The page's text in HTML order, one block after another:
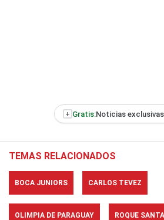
+ Gratis:Noticias
TEMAS RELACIONADOS
BOCA JUNIORS CARLOS TEVEZ
OLIMPIA DE PARAGUAY ROQUE